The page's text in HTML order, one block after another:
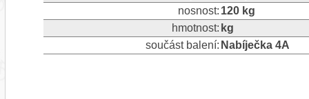
nosnost: 120 kg
hmotnost: kg
součást balení: Nabíječka 4A